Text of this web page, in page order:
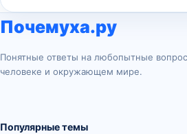
Почемуха.ру
Понятные ответы на любопытные
человеке и окружающем мире.
Популярные темы